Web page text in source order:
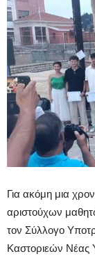
Για ακόμη μια
αριστούχων
τον Σύλλογο
Καστοριεών